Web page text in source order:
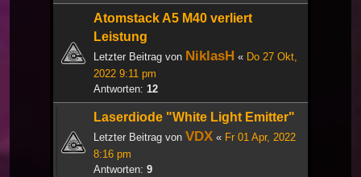
Atomstack A5 M40 verliert
Leistung
Letzter Beitrag von NiklasH « Do 27 Okt,
2022 9:11 pm
Antworten: 12
Laserdiode "White Light Emitter"
Letzter Beitrag von VDX « Fr 01 Apr, 2022
8:16 pm
Antworten: 9